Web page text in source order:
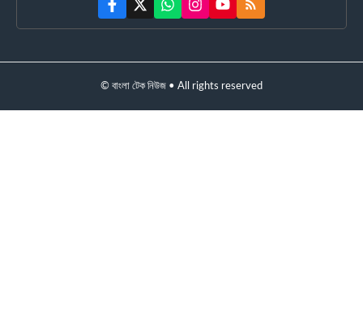
© বাংলা টেক নিউজ • All rights reserved